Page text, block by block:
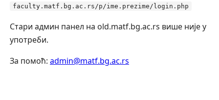
faculty.matf.bg.ac.rs/p/ime.prezime/login.php
Стари админ панел на old.matf.bg.ac.rs више није у
употреби.
За помоћ: admin@matf.bg.ac.rs